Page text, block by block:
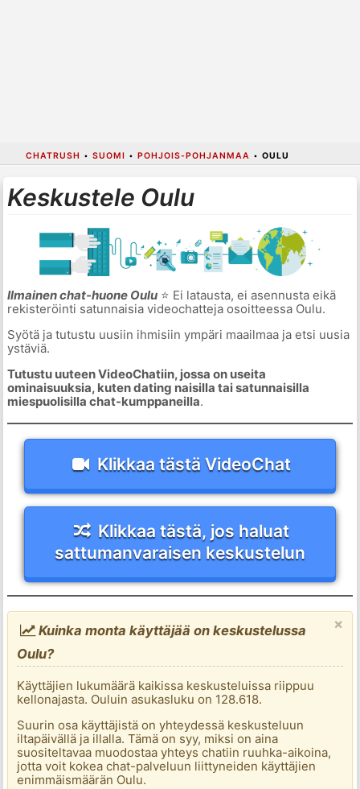
CHATRUSH • SUOMI • POHJOIS-POHJANMAA • OULU
Keskustele Oulu
Ilmainen chat-huone Oulu⭐ Ei latausta, ei asennusta eikä
rekisteröinti satunnaisia videochatteja osoitteessa Oulu.
Syötä ja tutustu uusiin ihmisiin ympäri maailmaa ja etsi uusia
ystäviä.
Tutustu uuteen VideoChatiin, jossa on useita
ominaisuuksia, kuten dating naisilla tai satunnaisilla
miespuolisilla chat-kumppaneilla.
Klikkaa tästä VideoChat
Klikkaa tästä, jos haluat
sattumanvaraisen keskustelun
×
Kuinka monta käyttäjää on keskustelussa
Oulu?
Käyttäjien lukumäärä kaikissa keskusteluissa riippuu
kellonajasta. Ouluin asukasluku on 128.618.
Suurin osa käyttäjistä on yhteydessä keskusteluun
iltapäivällä ja illalla. Tämä on syy, miksi on aina
suositeltavaa muodostaa yhteys chatiin ruuhka-aikoina,
jotta voit kokea chat-palveluun liittyneiden käyttäjien
enimmäismäärän Oulu.